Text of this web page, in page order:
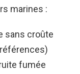
marines :
sans croûte
fumée